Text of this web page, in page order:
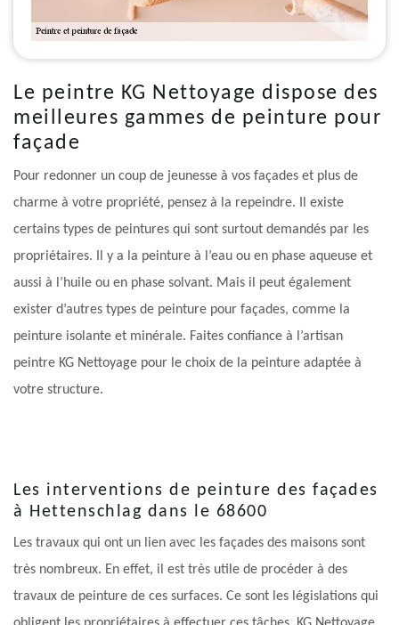
Le peintre KG Nettoyage dispose des
meilleures gammes de peinture pour
façade
Pour redonner un coup de jeunesse à vos façades et plus de
charme à votre propriété, pensez à la repeindre. Il existe
certains types de peintures qui sont surtout demandés par les
propriétaires. Il y a la peinture à l’eau ou en phase aqueuse et
aussi à l’huile ou en phase solvant. Mais il peut également
exister d’autres types de peinture pour façades, comme la
peinture isolante et minérale. Faites confiance à l’artisan
peintre KG Nettoyage pour le choix de la peinture adaptée à
votre structure.
Les interventions de peinture des façades
à Hettenschlag dans le 68600
Les travaux qui ont un lien avec les façades des maisons sont
très nombreux. En effet, il est très utile de procéder à des
travaux de peinture de ces surfaces. Ce sont les législations qui